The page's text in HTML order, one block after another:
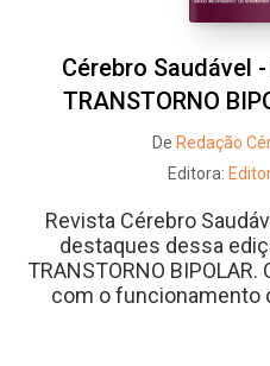
Cérebro Saudável -
TRANSTORNO
De Redação
Editora:
Revista Cérebro
destaques dessa
TRANSTORNO
com o funcionamento